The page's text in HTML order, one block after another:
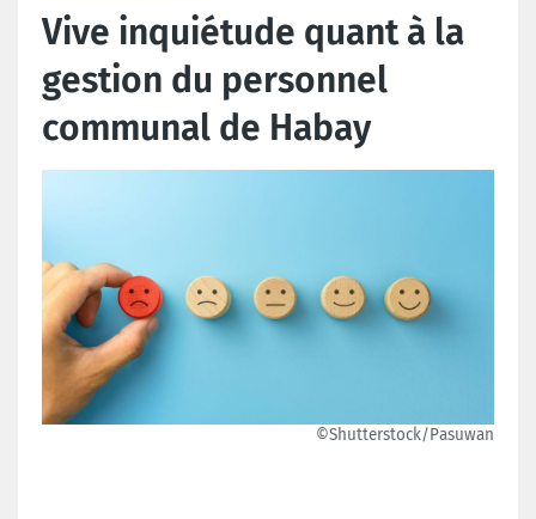
Vive inquiétude quant à la
gestion du personnel
communal de Habay
©Shutterstock/Pasuwan